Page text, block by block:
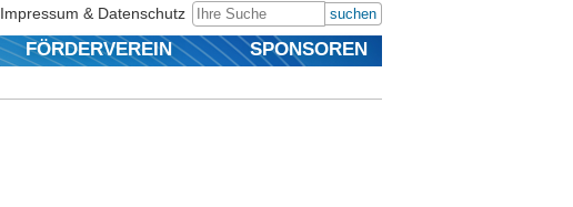
suchen
Impressum & Datenschutz
FÖRDERVEREIN SPONSOREN